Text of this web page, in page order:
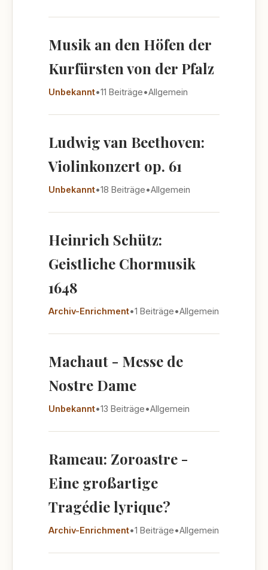
Musik an den Höfen der
Kurfürsten von der Pfalz
Unbekannt•11 Beiträge•Allgemein
Ludwig van Beethoven:
Violinkonzert op. 61
Unbekannt•18 Beiträge•Allgemein
Heinrich Schütz:
Geistliche Chormusik
1648
Archiv-Enrichment•1 Beiträge•Allgemein
Machaut - Messe de
Nostre Dame
Unbekannt•13 Beiträge•Allgemein
Rameau: Zoroastre -
Eine großartige
Tragédie lyrique?
Archiv-Enrichment•1 Beiträge•Allgemein